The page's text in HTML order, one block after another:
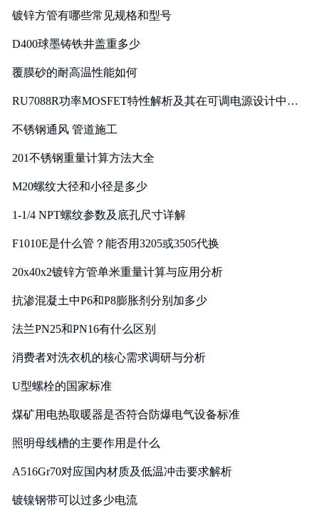
镀锌方管有哪些常见规格和型号
D400球墨铸铁井盖重多少
覆膜砂的耐高温性能如何
RU7088R功率MOSFET特性解析及其在可调电源设计中的
不锈钢通风 管道施工
201不锈钢重量计算方法大全
M20螺纹大径和小径是多少
1-1/4 NPT螺纹参数及底孔尺寸详解
F1010E是什么管？能否用3205或3505代换
20x40x2镀锌方管单米重量计算与应用分析
抗渗混凝土中P6和P8膨胀剂分别加多少
法兰PN25和PN16有什么区别
消费者对洗衣机的核心需求调研与分析
U型螺栓的国家标准
煤矿用电热取暖器是否符合防爆电气设备标准
照明母线槽的主要作用是什么
A516Gr70对应国内材质及低温冲击要求解析
镀镍钢带可以过多少电流